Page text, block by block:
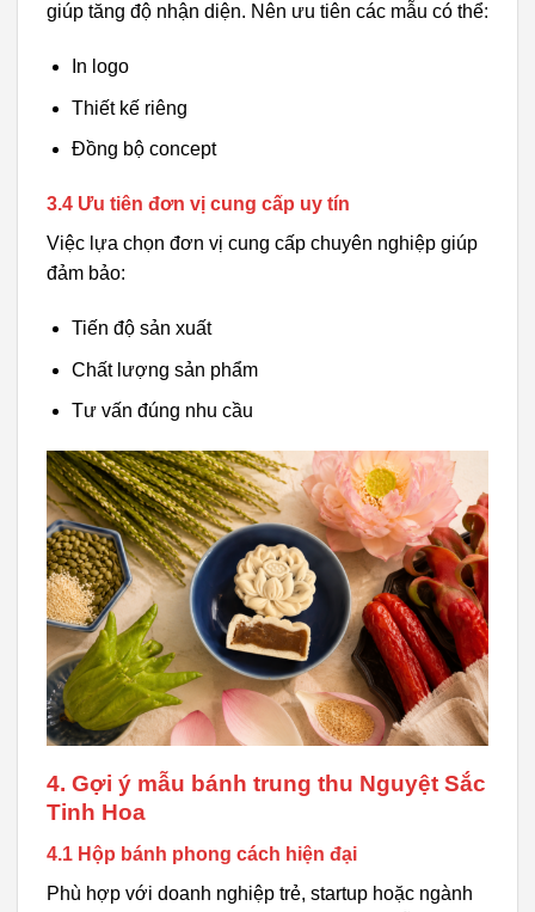
giúp tăng độ nhận diện. Nên ưu tiên các mẫu có thể:
In logo
Thiết kế riêng
Đồng bộ concept
3.4 Ưu tiên đơn vị cung cấp uy tín
Việc lựa chọn đơn vị cung cấp chuyên nghiệp giúp
đảm bảo:
Tiến độ sản xuất
Chất lượng sản phẩm
Tư vấn đúng nhu cầu
4. Gợi ý mẫu bánh trung thu Nguyệt Sắc
Tinh Hoa
4.1 Hộp bánh phong cách hiện đại
Phù hợp với doanh nghiệp trẻ, startup hoặc ngành